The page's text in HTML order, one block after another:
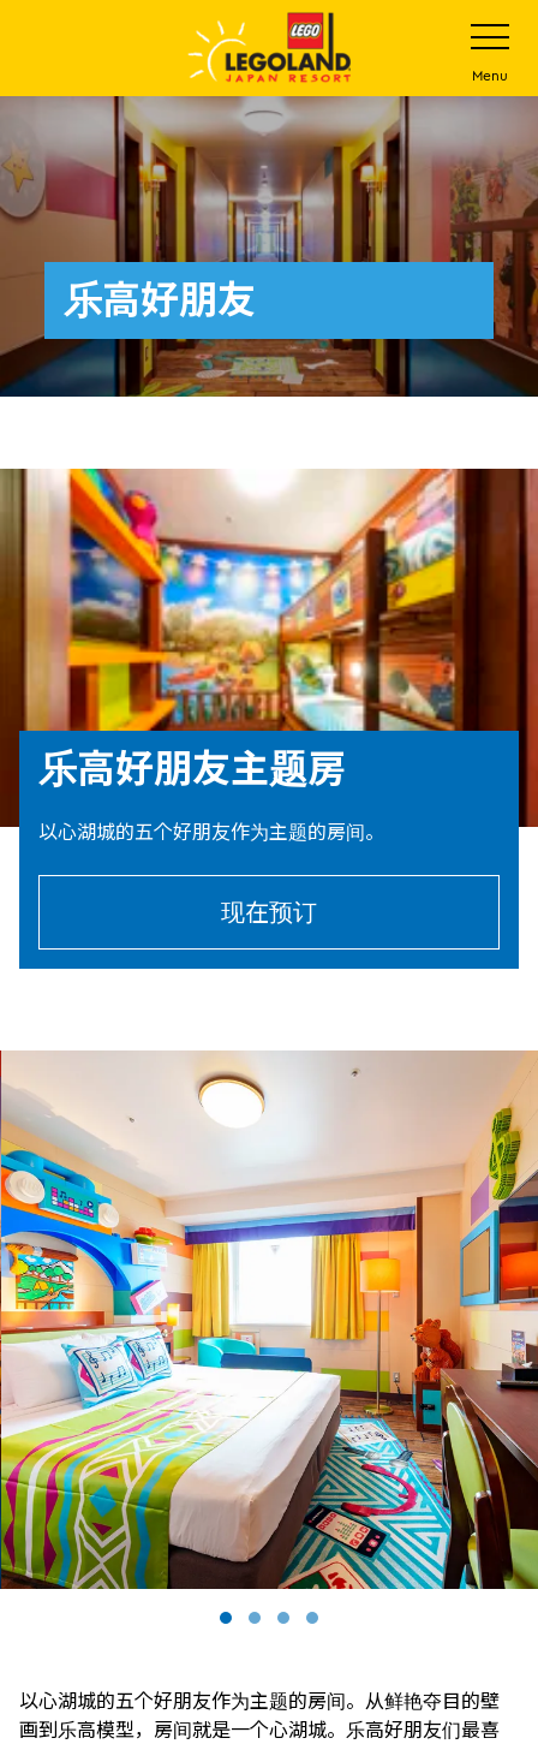
主
内
容
打
开
网
站
菜
单
Menu
乐高好朋友
乐高好朋友主题房
以心湖城的五个好朋友作为主题的房间。
现在预订
以心湖城的五个好朋友作为主题的房间。从鲜艳夺目的壁
画到乐高模型，房间就是一个心湖城。乐高好朋友们最喜